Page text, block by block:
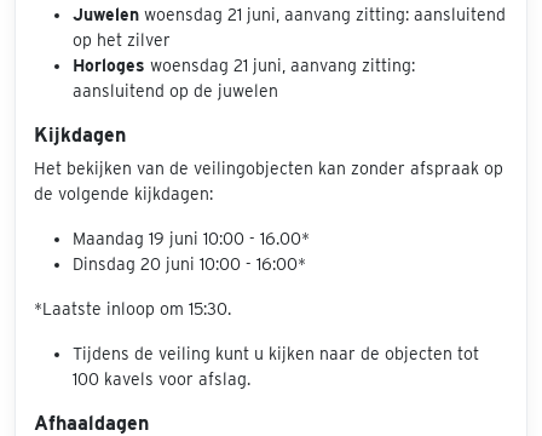
Juwelen woensdag 21 juni, aanvang zitting: aansluitend
op het zilver
Horloges woensdag 21 juni, aanvang zitting:
aansluitend op de juwelen
Kijkdagen
Het bekijken van de veilingobjecten kan zonder afspraak op
de volgende kijkdagen:
Maandag 19 juni 10:00 - 16.00*
Dinsdag 20 juni 10:00 - 16:00*
*Laatste inloop om 15:30.
Tijdens de veiling kunt u kijken naar de objecten tot
100 kavels voor afslag.
Afhaaldagen